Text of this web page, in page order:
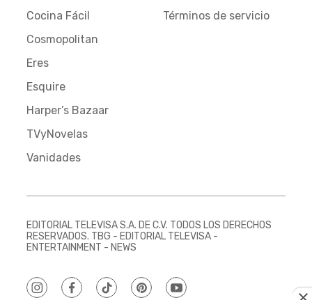
Cocina Fácil
Cosmopolitan
Eres
Esquire
Harper’s Bazaar
TVyNovelas
Vanidades
Términos de servicio
EDITORIAL TELEVISA S.A. DE C.V. TODOS LOS DERECHOS
RESERVADOS. TBG - EDITORIAL TELEVISA -
ENTERTAINMENT - NEWS
instagramfacebooktiktokpinterestyoutube